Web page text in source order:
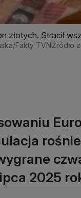
złotych. Stracił
Fakty TVNŹródło
2025